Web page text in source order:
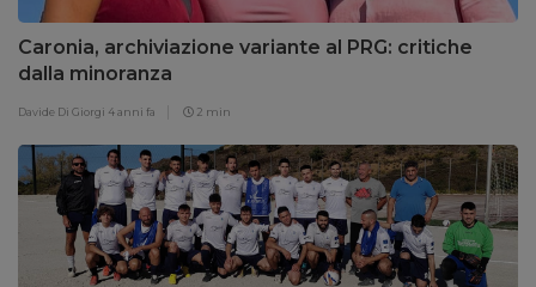
Caronia, archiviazione variante al PRG: critiche
dalla minoranza
Davide Di Giorgi 4 anni fa 2 min